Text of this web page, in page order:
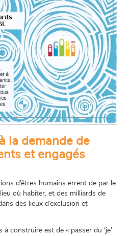
la demande de
et engagés
d’êtres humains errent de par le
où habiter, et des milliards de
des lieux d’exclusion et
à construire est de « passer du ‘je’